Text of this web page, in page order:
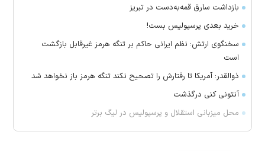
بازداشت سارق قمه‌به‌دست در تبریز
خرید بعدی پرسپولیس بست!
سخنگوی ارتش: نظم ایرانی حاکم بر تنگه هرمز غیرقابل بازگشت
است
ذوالقدر: آمریکا تا رفتارش را تصحیح نکند تنگه هرمز باز نخواهد شد
آنتونی کنی درگذشت
محل میزبانی استقلال و پرسپولیس در لیگ برتر